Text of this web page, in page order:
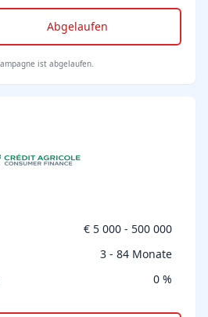
Abgelaufen
ist abgelaufen.
€ 5 000 - 500 000
3 - 84 Monate
0 %